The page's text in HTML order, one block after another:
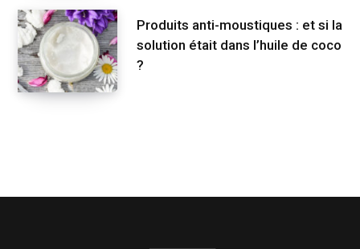
Produits anti-moustiques : et si la
solution était dans l’huile de coco
?